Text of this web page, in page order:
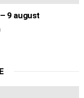
– 9 august